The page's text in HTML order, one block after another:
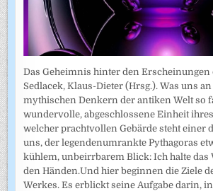
Das Geheimnis hinter den Erscheinungen
Sedlacek, Klaus-Dieter (Hrsg.). Was uns
mythischen Denkern der antiken Welt so
wundervolle, abgeschlossene Einheit
welcher prachtvollen Gebärde steht einer
uns, der legendenumrankte Pythagoras
kühlem, unbeirrbarem Blick: Ich halte das
den Händen.Und hier beginnen die Ziele
Werkes. Es erblickt seine Aufgabe darin,